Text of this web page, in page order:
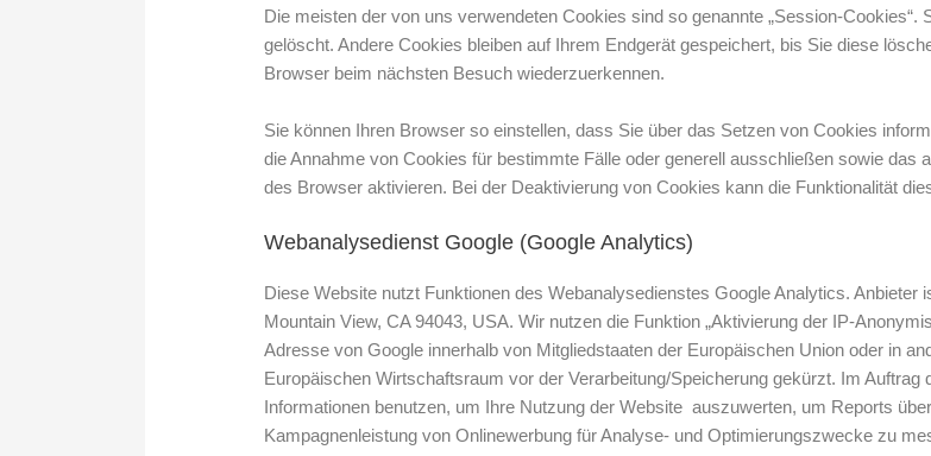
Die meisten der von uns verwendeten Cookies sind so genannte „Session-
gelöscht. Andere Cookies bleiben auf Ihrem Endgerät gespeichert, bis Sie diese
Browser beim nächsten Besuch wiederzuerkennen.
Sie können Ihren Browser so einstellen, dass Sie über das Setzen von Cookies
die Annahme von Cookies für bestimmte Fälle oder generell ausschließen sowie
des Browser aktivieren. Bei der Deaktivierung von Cookies kann die Funktionalität
Webanalysedienst Google (Google Analytics)
Diese Website nutzt Funktionen des Webanalysedienstes Google Analytics. Anbieter
Mountain View, CA 94043, USA. Wir nutzen die Funktion „Aktivierung der IP-
Adresse von Google innerhalb von Mitgliedstaaten der Europäischen Union oder in
Europäischen Wirtschaftsraum vor der Verarbeitung/Speicherung gekürzt. Im
Informationen benutzen, um Ihre Nutzung der Website auszuwerten, um Reports
Kampagnenleistung von Onlinewerbung für Analyse- und Optimierungszwecke zu